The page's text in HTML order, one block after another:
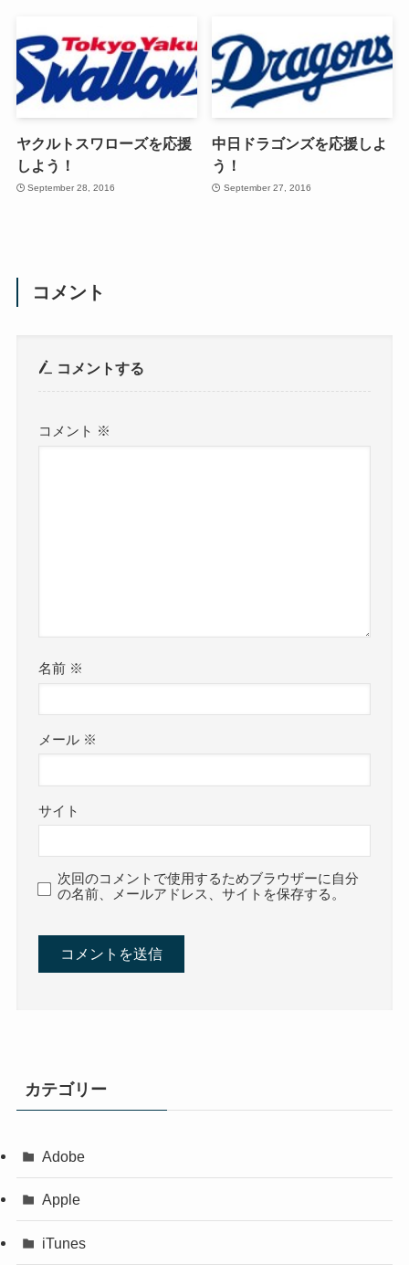
ヤクルトスワローズを応援
しよう！
September 28, 2016
中日ドラゴンズを応援しよ
う！
September 27, 2016
コメント
コメントする
コメント ※
名前 ※
メール ※
サイト
次回のコメントで使用するためブラウザーに自分
の名前、メールアドレス、サイトを保存する。
カテゴリー
Adobe
Apple
iTunes